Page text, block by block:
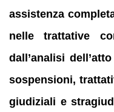
assistenza
nelle trattative
dall’analisi
sospensioni,
giudiziali e